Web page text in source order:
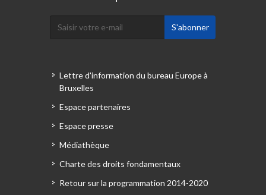
Lettre d'information du bureau Europe à
Bruxelles
Espace partenaires
Espace presse
Médiathèque
Charte des droits fondamentaux
Retour sur la programmation 2014-2020